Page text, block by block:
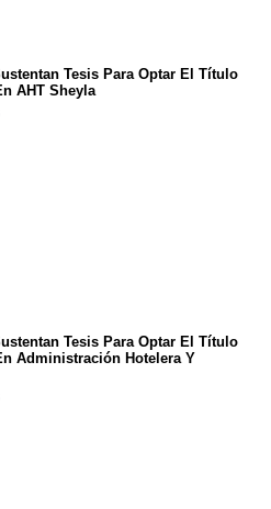
Tesis Para Optar El Título
AHT Sheyla
Tesis Para Optar El Título
Administración Hotelera Y